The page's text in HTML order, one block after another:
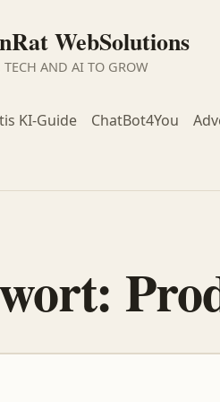
WebSolutions
TECH AND AI TO GROW
KI-Guide ChatBot4You